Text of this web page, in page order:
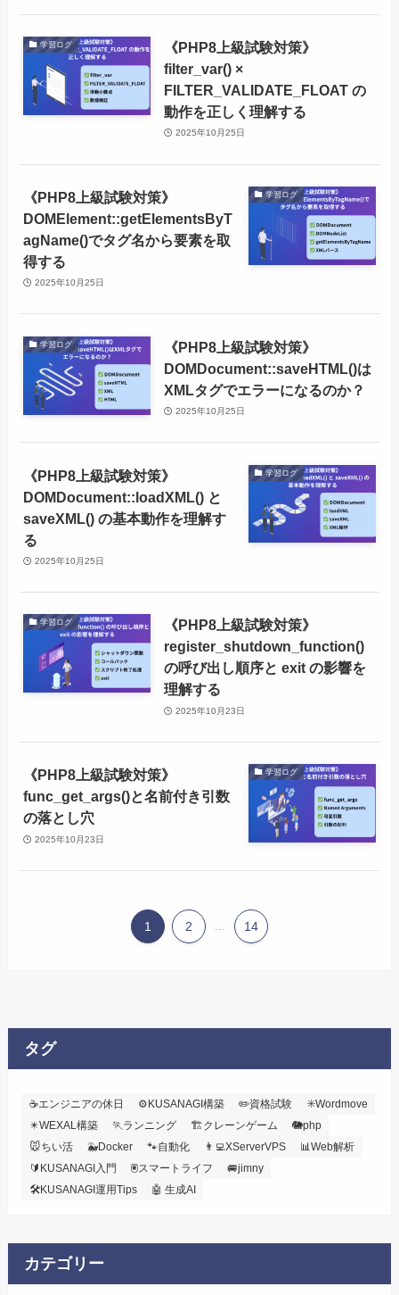
学習ログ
《PHP8上級試験対策》
filter_var() ×
FILTER_VALIDATE_FLOAT の
動作を正しく理解する
2025年10月25日
学習ログ
《PHP8上級試験対策》
DOMElement::getElementsByT
agName()でタグ名から要素を取
得する
2025年10月25日
学習ログ
《PHP8上級試験対策》
DOMDocument::saveHTML()は
XMLタグでエラーになるのか？
2025年10月25日
学習ログ
《PHP8上級試験対策》
DOMDocument::loadXML() と
saveXML() の基本動作を理解す
る
2025年10月25日
学習ログ
《PHP8上級試験対策》
register_shutdown_function()
の呼び出し順序と exit の影響を
理解する
2025年10月23日
学習ログ
《PHP8上級試験対策》
func_get_args()と名前付き引数
の落とし穴
2025年10月23日
1 2 14
タグ
☕エンジニアの休日 ⚙️KUSANAGI構築 ✏️資格試験
✳️Wordmove
✴️WEXAL構築
🏃ランニング 🏗️クレーンゲーム
🐘php
🐭ちい活
🐳Docker 🐾自動化 👨‍💻XServerVPS
📊Web解析
🔰KUSANAGI入門
🖲️スマートライフ
🚐jimny
🛠KUSANAGI運用Tips
🤖 生成AI
カテゴリー